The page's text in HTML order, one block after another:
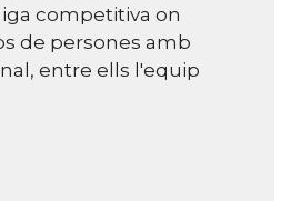
competitiva on
de persones amb
entre ells l'equip